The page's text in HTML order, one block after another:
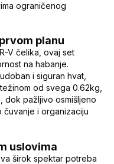
ograničenog
planu
V čelika, ovaj set
na habanje.
i siguran hvat,
od svega 0.62kg,
dok pažljivo osmišljeno
i organizaciju
uslovima
širok spektar potreba